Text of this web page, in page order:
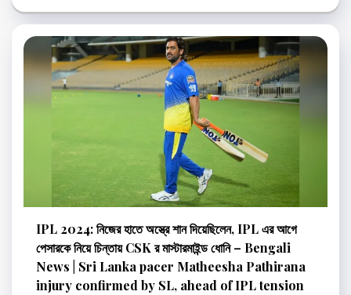
IPL 2024: নিজের হাতে অস্ত্রে শান দিয়েছিলেন, IPL এর আগে
পেসারকে নিয়ে চিন্তায় CSK র মাস্টারমাইন্ড ধোনি – Bengali
News | Sri Lanka pacer Matheesha Pathirana
injury confirmed by SL, ahead of IPL tension